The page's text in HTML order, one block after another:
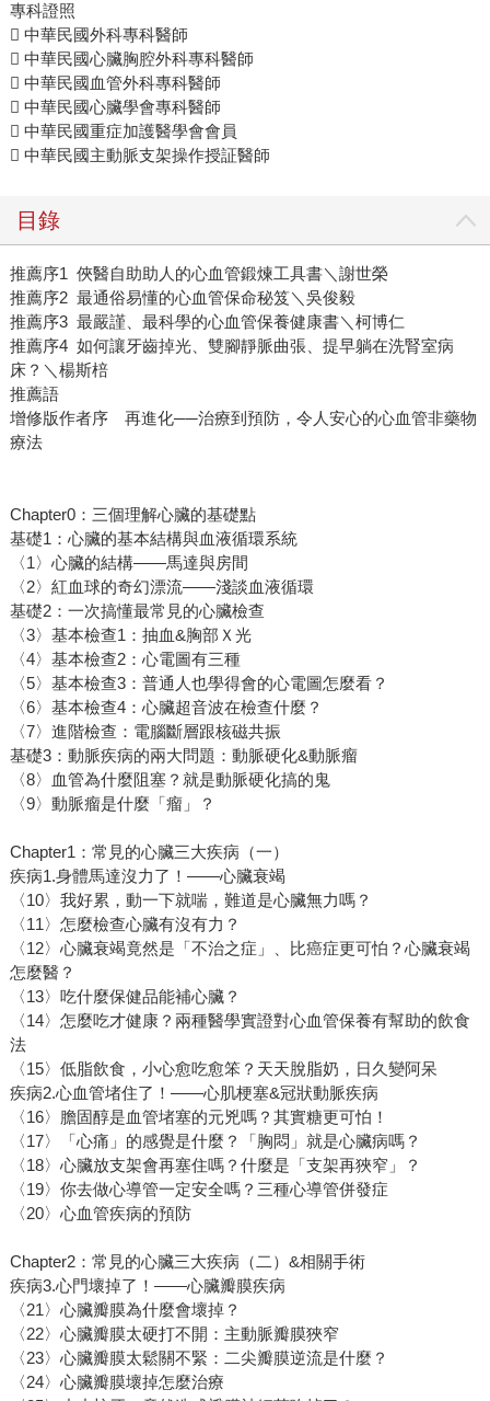
專科證照
 中華民國外科專科醫師
 中華民國心臟胸腔外科專科醫師
 中華民國血管外科專科醫師
 中華民國心臟學會專科醫師
 中華民國重症加護醫學會會員
 中華民國主動脈支架操作授証醫師
目錄
推薦序1 俠醫自助助人的心血管鍛煉工具書＼謝世榮
推薦序2 最通俗易懂的心血管保命秘笈＼吳俊毅
推薦序3 最嚴謹、最科學的心血管保養健康書＼柯博仁
推薦序4 如何讓牙齒掉光、雙腳靜脈曲張、提早躺在洗腎室病
床？＼楊斯棓
推薦語
增修版作者序 再進化──治療到預防，令人安心的心血管非藥物
療法
Chapter0：三個理解心臟的基礎點
基礎1：心臟的基本結構與血液循環系統
〈1〉心臟的結構——馬達與房間
〈2〉紅血球的奇幻漂流——淺談血液循環
基礎2：一次搞懂最常見的心臟檢查
〈3〉基本檢查1：抽血&胸部Ｘ光
〈4〉基本檢查2：心電圖有三種
〈5〉基本檢查3：普通人也學得會的心電圖怎麼看？
〈6〉基本檢查4：心臟超音波在檢查什麼？
〈7〉進階檢查：電腦斷層跟核磁共振
基礎3：動脈疾病的兩大問題：動脈硬化&動脈瘤
〈8〉血管為什麼阻塞？就是動脈硬化搞的鬼
〈9〉動脈瘤是什麼「瘤」？
Chapter1：常見的心臟三大疾病（一）
疾病1.身體馬達沒力了！——心臟衰竭
〈10〉我好累，動一下就喘，難道是心臟無力嗎？
〈11〉怎麼檢查心臟有沒有力？
〈12〉心臟衰竭竟然是「不治之症」、比癌症更可怕？心臟衰竭
怎麼醫？
〈13〉吃什麼保健品能補心臟？
〈14〉怎麼吃才健康？兩種醫學實證對心血管保養有幫助的飲食
法
〈15〉低脂飲食，小心愈吃愈笨？天天脫脂奶，日久變阿呆
疾病2.心血管堵住了！——心肌梗塞&冠狀動脈疾病
〈16〉膽固醇是血管堵塞的元兇嗎？其實糖更可怕！
〈17〉「心痛」的感覺是什麼？「胸悶」就是心臟病嗎？
〈18〉心臟放支架會再塞住嗎？什麼是「支架再狹窄」？
〈19〉你去做心導管一定安全嗎？三種心導管併發症
〈20〉心血管疾病的預防
Chapter2：常見的心臟三大疾病（二）&相關手術
疾病3.心門壞掉了！——心臟瓣膜疾病
〈21〉心臟瓣膜為什麼會壞掉？
〈22〉心臟瓣膜太硬打不開：主動脈瓣膜狹窄
〈23〉心臟瓣膜太鬆關不緊：二尖瓣膜逆流是什麼？
〈24〉心臟瓣膜壞掉怎麼治療